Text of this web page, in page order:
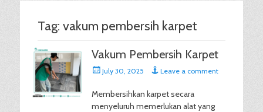
Tag: vakum pembersih karpet
Vakum Pembersih Karpet
PostedJuly 30, 2025 Leave a comment
Membersihkan karpet secara
menyeluruh memerlukan alat yang